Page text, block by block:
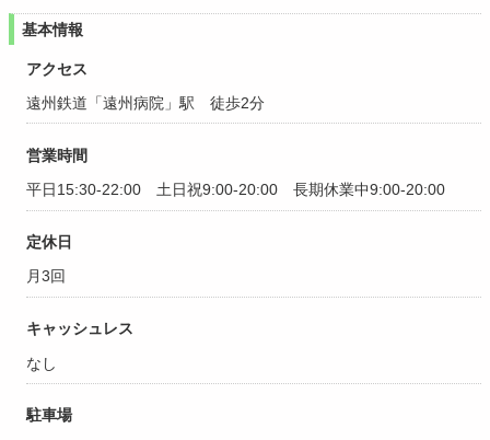
基本情報
アクセス
遠州鉄道「遠州病院」駅 徒歩2分
営業時間
平日15:30-22:00 土日祝9:00-20:00 長期休業中9:00-20:00
定休日
月3回
キャッシュレス
なし
駐車場